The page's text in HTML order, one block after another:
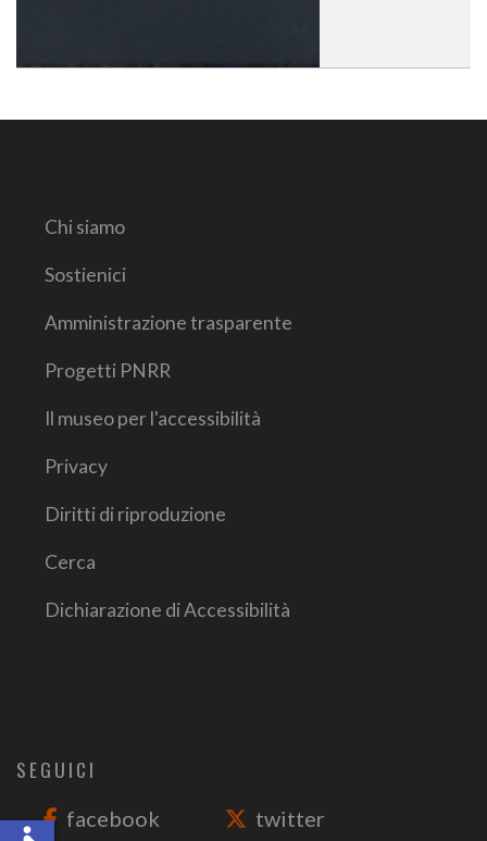
Chi siamo
Sostienici
Amministrazione trasparente
Progetti PNRR
Il museo per l'accessibilità
Privacy
Diritti di riproduzione
Cerca
Dichiarazione di Accessibilità
SEGUICI
facebook twitter